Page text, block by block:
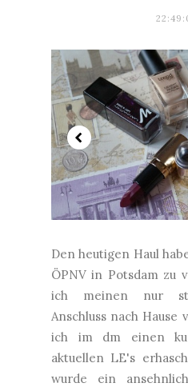
Den heutigen Haul
ÖPNV in Potsdam zu
ich meinen nur
Anschluss nach Hause
ich im dm einen
aktuellen LE's
wurde ein